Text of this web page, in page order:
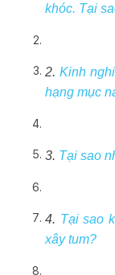
khóc. Tại
2. Kinh
hạng mục
3. Tại sao
4. Tại sao
xây tum?